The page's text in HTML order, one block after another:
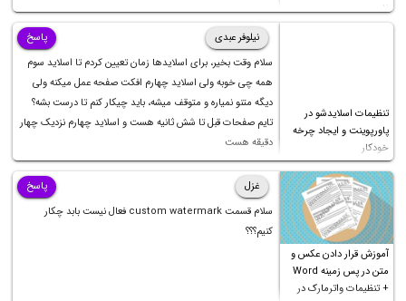
فارسی
تنظیمات اسلایدشو در
پاورپوینت و ایجاد چرخه
خودکار
نیلوفر عبدی
سلام وقت بخیر، برای اسلایدها زمان تعیین کردم تا اسلاید سوم
همه چی خوبه ولی اسلاید چهارم افکت صفحه عمل میکنه ولی
دیگه متنو نمیاره و متوقف میشه، باید چیکار کنم تا درست بشه؟
تایم صفحات قبل تا شش ثانیه هست و اسلاید چهارم نزدیک چهار
دقیقه هست
پاسخ
آموزش قرار دادن عکس و
متن در پس زمینه Word
+ تنظیمات واترمارک در
غزل
سلام قسمت custom watermark فعال نیست بابد چکار
کنیم؟؟؟
پاسخ